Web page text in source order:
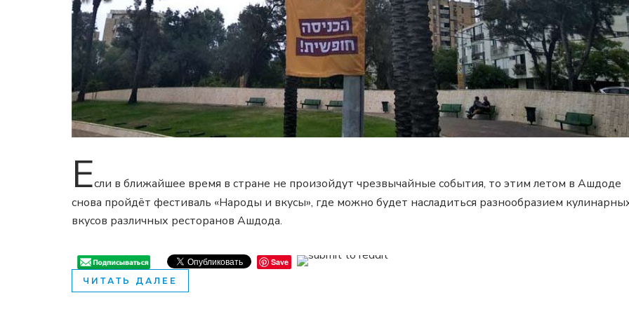
Если в ближайшее время в стране не произойдут чрезвычайные события, то этим летом в Ашдоде
снова пройдёт фестиваль «Народы и вкусы», где можно будет насладиться разнообразием
вкусов различных ресторанов Ашдода.
Save
ЧИТАТЬ ДАЛЕЕ